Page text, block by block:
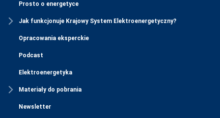
Prosto o energetyce
Jak funkcjonuje Krajowy System Elektroenergetyczny?
Opracowania eksperckie
Podcast
Elektroenergetyka
Materiały do pobrania
Newsletter